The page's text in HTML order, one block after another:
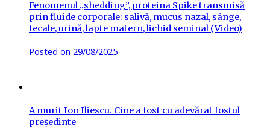
Fenomenul „shedding”, proteina Spike transmisă
prin fluide corporale: salivă, mucus nazal, sânge,
fecale, urină, lapte matern, lichid seminal (Video)
Posted on 29/08/2025
A murit Ion Iliescu. Cine a fost cu adevărat fostul
președinte